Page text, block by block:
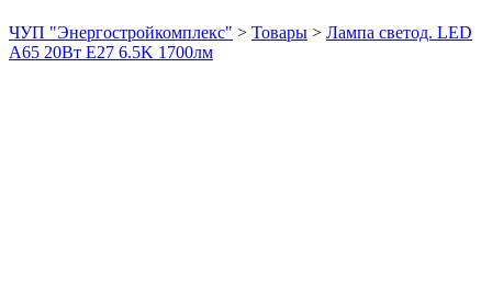
ЧУП "Энергостройкомплекс" > Товары > Лампа светод. LED
A65 20Вт E27 6.5K 1700лм